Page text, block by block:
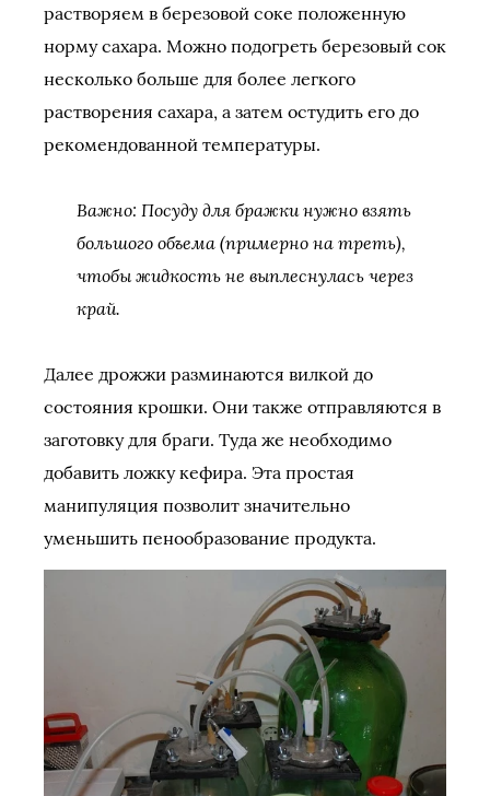
растворяем в березовой соке положенную
норму сахара. Можно подогреть березовый сок
несколько больше для более легкого
растворения сахара, а затем остудить его до
рекомендованной температуры.
Важно: Посуду для бражки нужно взять
большого объема (примерно на треть),
чтобы жидкость не выплеснулась через
край.
Далее дрожжи разминаются вилкой до
состояния крошки. Они также отправляются в
заготовку для браги. Туда же необходимо
добавить ложку кефира. Эта простая
манипуляция позволит значительно
уменьшить пенообразование продукта.